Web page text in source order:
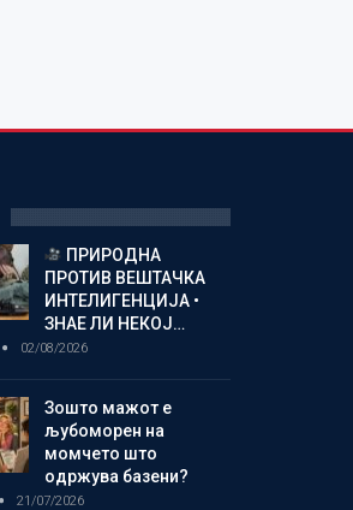
ПРИРОДНА
ПРОТИВ ВЕШТАЧКА
ИНТЕЛИГЕНЦИЈА •
ЗНАЕ ЛИ НЕКОЈ…
02/08/2026
Зошто мажот е
љубоморен на
момчето што
одржува базени?
21/07/2026